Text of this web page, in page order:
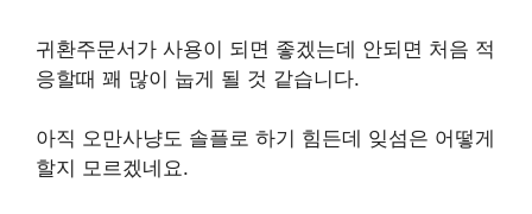
귀환주문서가 사용이 되면 좋겠는데 안되면 처음 적
응할때 꽤 많이 눕게 될 것 같습니다.
아직 오만사냥도 솔플로 하기 힘든데 잊섬은 어떻게
할지 모르겠네요.